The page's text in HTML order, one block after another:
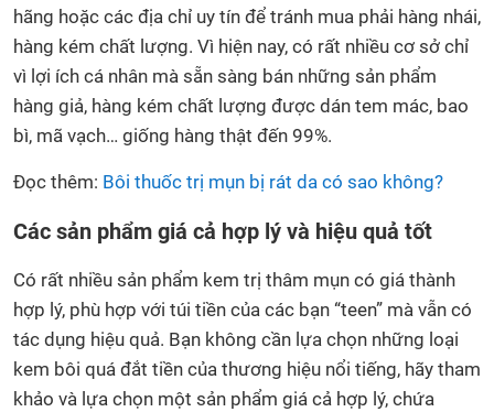
hãng hoặc các địa chỉ uy tín để tránh mua phải hàng nhái,
hàng kém chất lượng. Vì hiện nay, có rất nhiều cơ sở chỉ
vì lợi ích cá nhân mà sẵn sàng bán những sản phẩm
hàng giả, hàng kém chất lượng được dán tem mác, bao
bì, mã vạch… giống hàng thật đến 99%.
Đọc thêm: Bôi thuốc trị mụn bị rát da có sao không?
Các sản phẩm giá cả hợp lý và hiệu quả tốt
Có rất nhiều sản phẩm kem trị thâm mụn có giá thành
hợp lý, phù hợp với túi tiền của các bạn “teen” mà vẫn có
tác dụng hiệu quả. Bạn không cần lựa chọn những loại
kem bôi quá đắt tiền của thương hiệu nổi tiếng, hãy tham
khảo và lựa chọn một sản phẩm giá cả hợp lý, chứa